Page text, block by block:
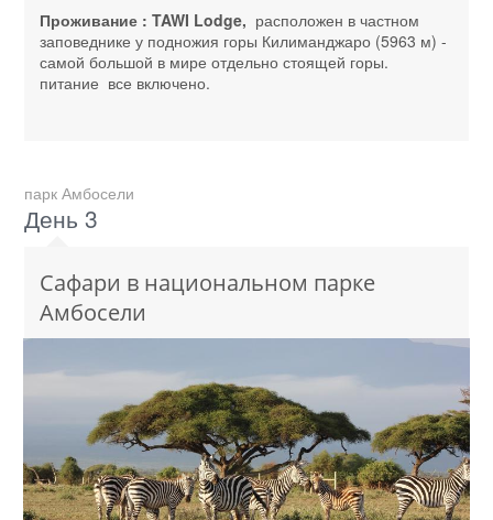
Проживание : TAWI Lodge, расположен в частном
заповеднике у подножия горы Килиманджаро (5963 м) -
самой большой в мире отдельно стоящей горы.
питание все включено.
парк Амбосели
День 3
Сафари в национальном парке
Амбосели